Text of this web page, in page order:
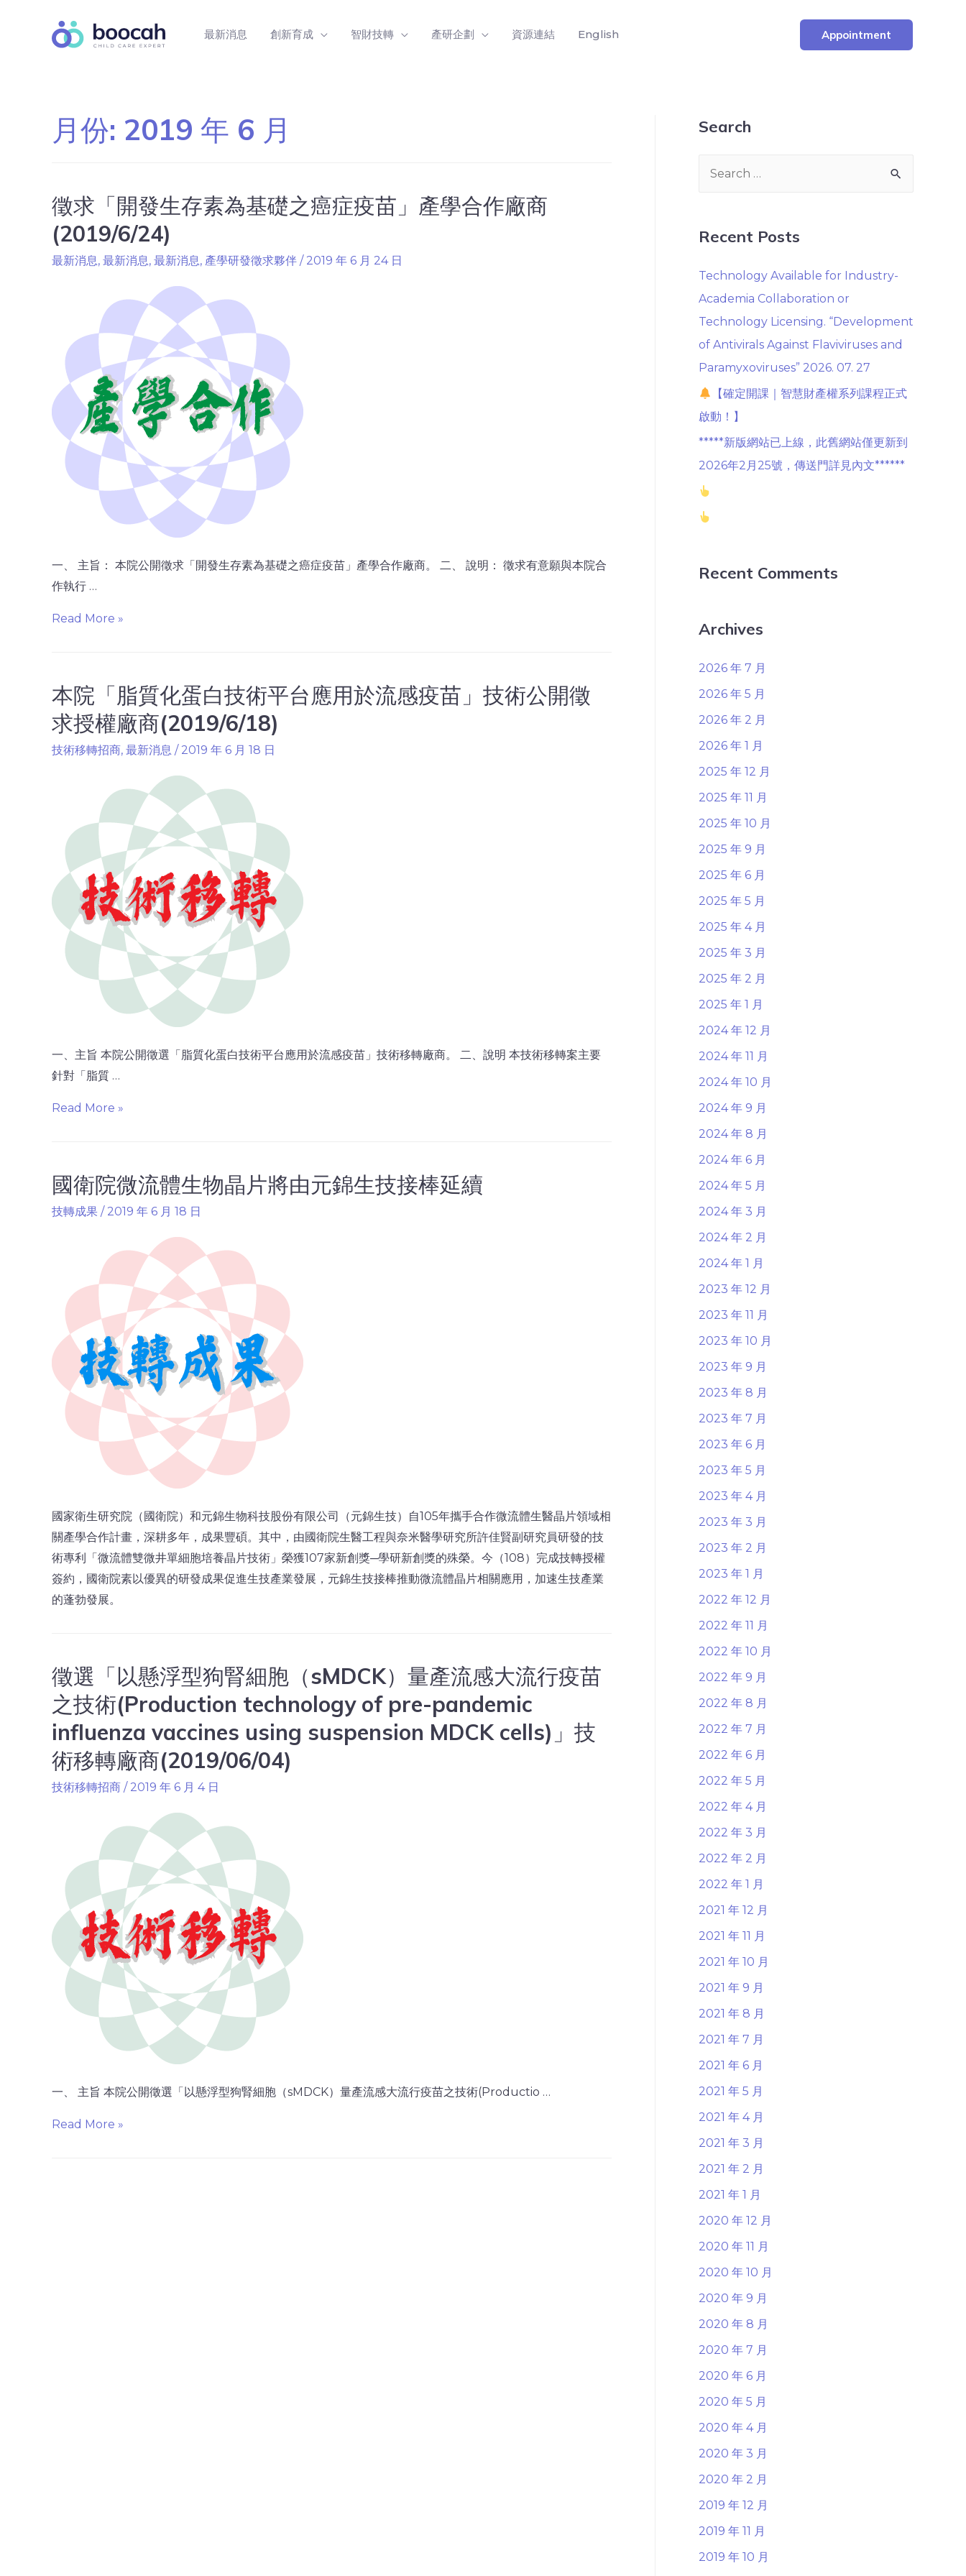
最新消息 創新育成 智財技轉 產研企劃 資源連結 English Appointment
月份: 2019 年 6 月
徵求「開發生存素為基礎之癌症疫苗」產學合作廠商
(2019/6/24)
最新消息, 最新消息, 最新消息, 產學研發徵求夥伴 / 2019 年 6 月 24 日
一、 主旨： 本院公開徵求「開發生存素為基礎之癌症疫苗」產學合作廠商。 二、 說明： 徵求有意願與本院合
作執行 …
Read More »
本院「脂質化蛋白技術平台應用於流感疫苗」技術公開徵
求授權廠商(2019/6/18)
技術移轉招商, 最新消息 / 2019 年 6 月 18 日
一、主旨 本院公開徵選「脂質化蛋白技術平台應用於流感疫苗」技術移轉廠商。 二、說明 本技術移轉案主要
針對「脂質 …
Read More »
國衛院微流體生物晶片將由元錦生技接棒延續
技轉成果 / 2019 年 6 月 18 日
國家衛生研究院（國衛院）和元錦生物科技股份有限公司（元錦生技）自105年攜手合作微流體生醫晶片領域相
關產學合作計畫，深耕多年，成果豐碩。其中，由國衛院生醫工程與奈米醫學研究所許佳賢副研究員研發的技
術專利「微流體雙微井單細胞培養晶片技術」榮獲107家新創獎─學研新創獎的殊榮。今（108）完成技轉授權
簽約，國衛院素以優異的研發成果促進生技產業發展，元錦生技接棒推動微流體晶片相關應用，加速生技產業
的蓬勃發展。
徵選「以懸浮型狗腎細胞（sMDCK）量產流感大流行疫苗
之技術(Production technology of pre-pandemic
influenza vaccines using suspension MDCK cells)」技
術移轉廠商(2019/06/04)
技術移轉招商 / 2019 年 6 月 4 日
一、 主旨 本院公開徵選「以懸浮型狗腎細胞（sMDCK）量產流感大流行疫苗之技術(Productio …
Read More »
Search
Recent Posts
Technology Available for Industry-
Academia Collaboration or
Technology Licensing. “Development
of Antivirals Against Flaviviruses and
Paramyxoviruses” 2026. 07. 27
【確定開課｜智慧財產權系列課程正式
啟動！】
*****新版網站已上線，此舊網站僅更新到
2026年2月25號，傳送門詳見內文******
Recent Comments
Archives
2026 年 7 月
2026 年 5 月
2026 年 2 月
2026 年 1 月
2025 年 12 月
2025 年 11 月
2025 年 10 月
2025 年 9 月
2025 年 6 月
2025 年 5 月
2025 年 4 月
2025 年 3 月
2025 年 2 月
2025 年 1 月
2024 年 12 月
2024 年 11 月
2024 年 10 月
2024 年 9 月
2024 年 8 月
2024 年 6 月
2024 年 5 月
2024 年 3 月
2024 年 2 月
2024 年 1 月
2023 年 12 月
2023 年 11 月
2023 年 10 月
2023 年 9 月
2023 年 8 月
2023 年 7 月
2023 年 6 月
2023 年 5 月
2023 年 4 月
2023 年 3 月
2023 年 2 月
2023 年 1 月
2022 年 12 月
2022 年 11 月
2022 年 10 月
2022 年 9 月
2022 年 8 月
2022 年 7 月
2022 年 6 月
2022 年 5 月
2022 年 4 月
2022 年 3 月
2022 年 2 月
2022 年 1 月
2021 年 12 月
2021 年 11 月
2021 年 10 月
2021 年 9 月
2021 年 8 月
2021 年 7 月
2021 年 6 月
2021 年 5 月
2021 年 4 月
2021 年 3 月
2021 年 2 月
2021 年 1 月
2020 年 12 月
2020 年 11 月
2020 年 10 月
2020 年 9 月
2020 年 8 月
2020 年 7 月
2020 年 6 月
2020 年 5 月
2020 年 4 月
2020 年 3 月
2020 年 2 月
2019 年 12 月
2019 年 11 月
2019 年 10 月